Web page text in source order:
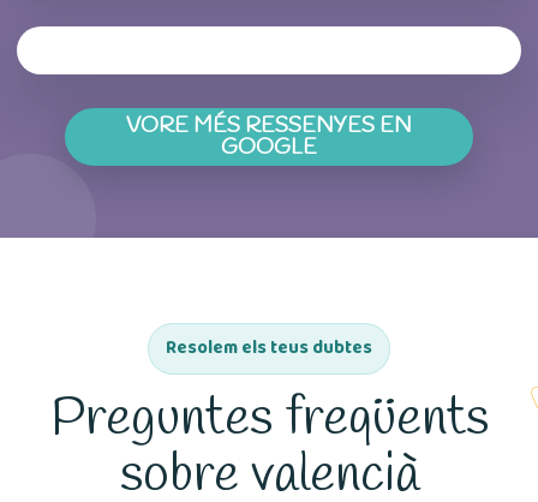
VORE MÉS RESSENYES EN
GOOGLE(S’OBRI EN UNA
Resolem els teus dubtes
Preguntes freqüents
sobre valencià